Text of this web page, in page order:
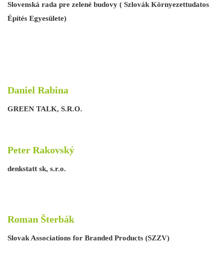
Slovenská rada pre zelené budovy ( Szlovák Környezettudatos
Építés Egyesülete)
Daniel Rabina
GREEN TALK, S.R.O.
Peter Rakovský
denkstatt sk, s.r.o.
Roman Šterbák
Slovak Associations for Branded Products (SZZV)